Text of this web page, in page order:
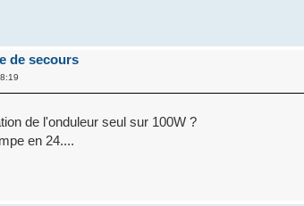
de secours
de l'onduleur seul sur 100W ?
en 24....